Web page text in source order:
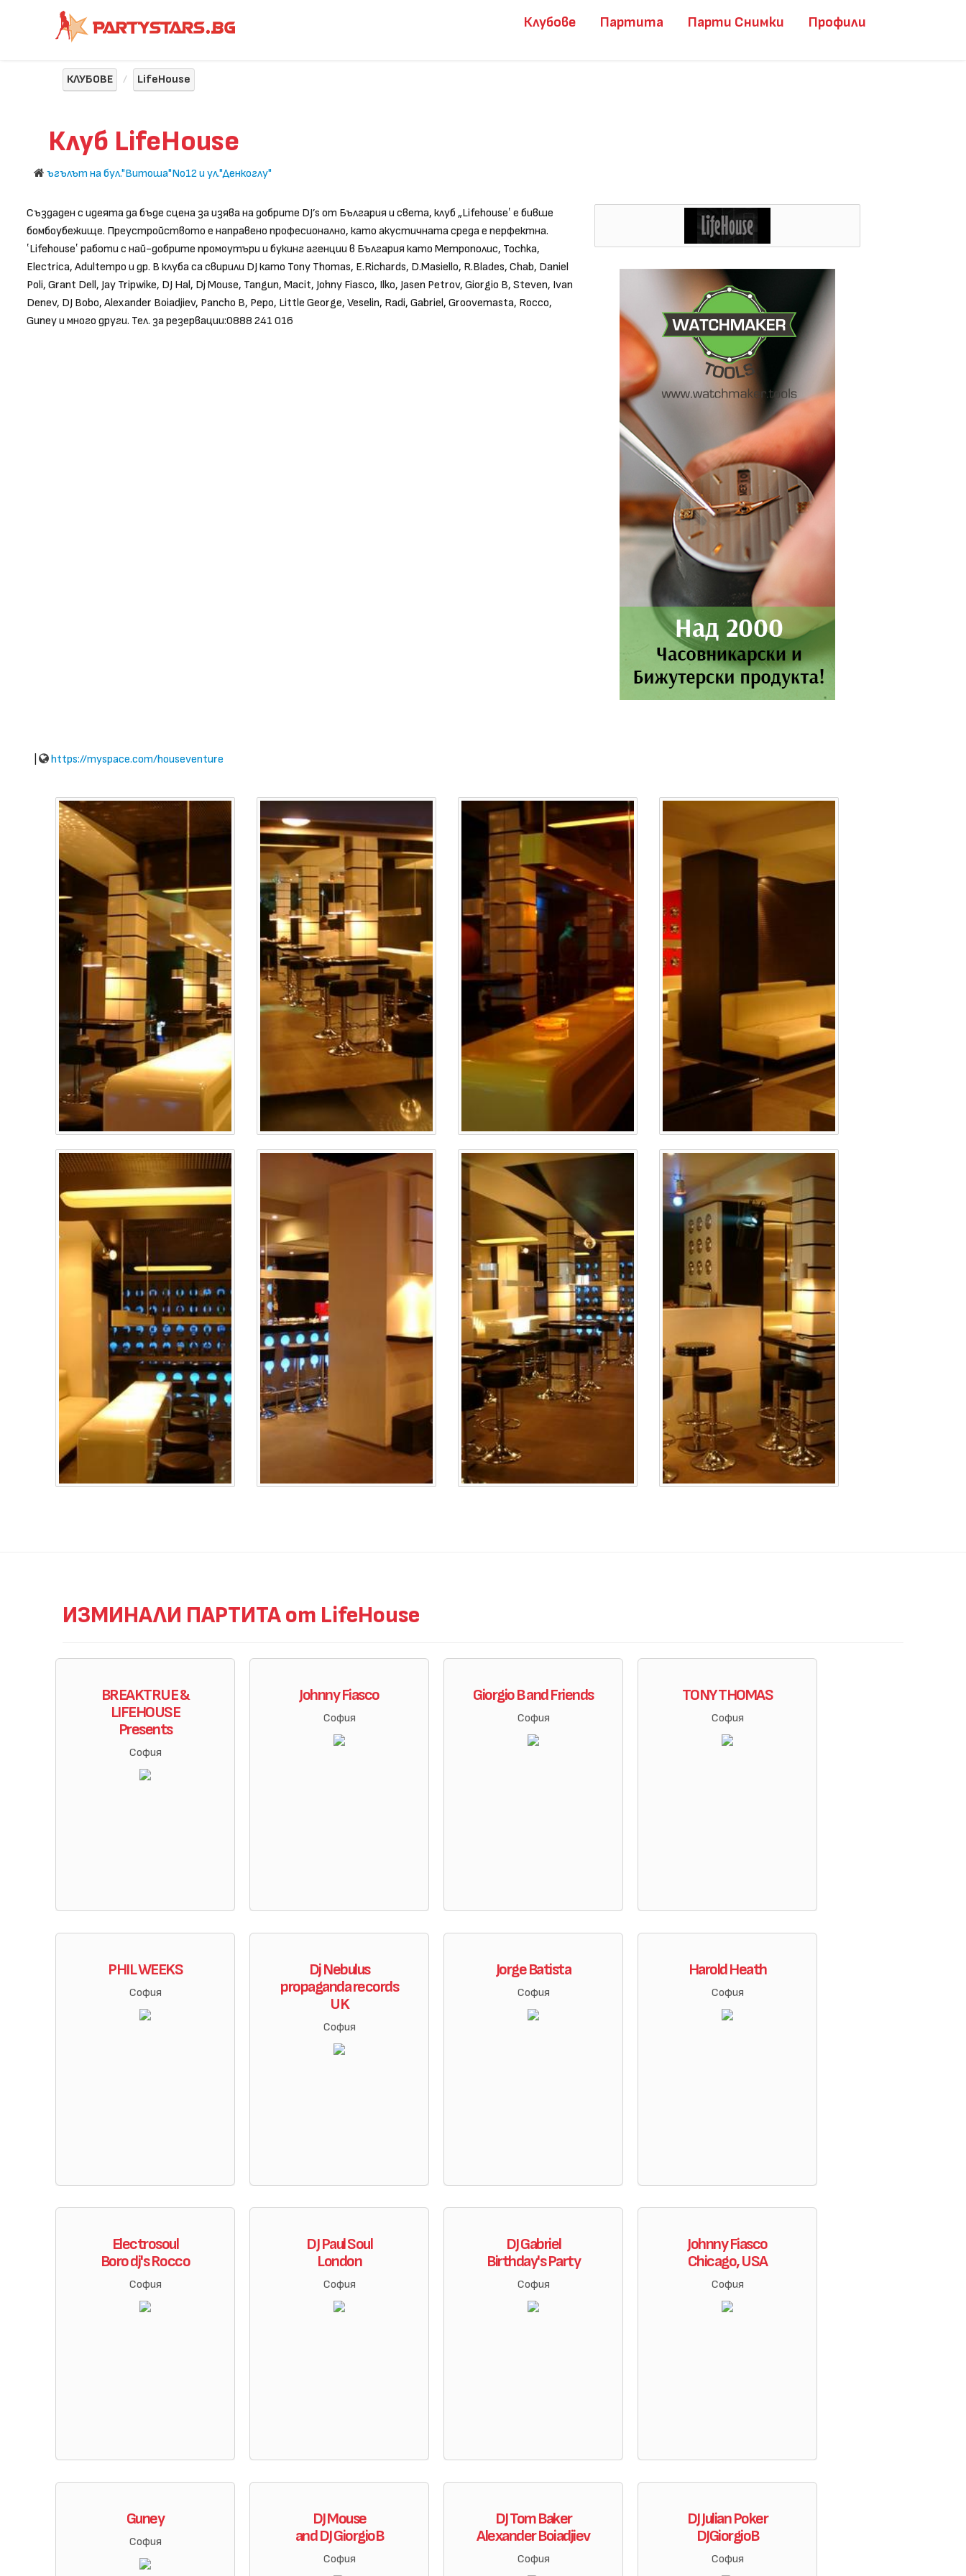
Клубове Партита Парти Снимки Профили
КЛУБОВЕ LifeHouse
Клуб LifeHouse
ъгълът на бул."Витоша"No12 и ул."Денкоглу"
Създаден с идеята да бъде сцена за изява на добрите DJ’s от България и света, клуб „Lifehouse‛ e бивше
бомбоубежище. Преустройството е направено професионално, като акустичната среда е перфектна.
‛Lifehouse‛ работи с най-добрите промоутъри и букинг агенции в България като Метрополис, Tochka,
Electrica, Adultempo и др. В клуба са свирили DJ като Tony Thomas, E.Richards, D.Masiello, R.Blades, Chab, Daniel
Poli, Grant Dell, Jay Tripwike, DJ Hal, Dj Mouse, Tangun, Macit, Johny Fiasco, Ilko, Jasen Petrov, Giorgio B, Steven, Ivan
Denev, DJ Bobo, Alexander Boiadjiev, Pancho B, Pepo, Little George, Veselin, Radi, Gabriel, Groovemasta, Rocco,
Guney и много други. Тел. за резервации:0888 241 016
https://myspace.com/houseventure
ИЗМИНАЛИ ПАРТИТА от LifeHouse
BREAKTRUE &
LIFEHOUSE
Presents
София
Johnny Fiasco
София
Giorgio B and Friends
София
TONY THOMAS
София
PHIL WEEKS
София
Dj Nebulus
propaganda records
UK
София
Jorge Batista
София
Harold Heath
София
Electrosoul
Boro dj's Rocco
София
DJ Paul Soul
London
София
DJ Gabriel
Birthday's Party
София
Johnny Fiasco
Chicago, USA
София
Guney
София
DJ Mouse
and DJ GiorgioB
София
DJ Tom Baker
Alexander Boiadjiev
София
DJ Julian Poker
DJGiorgioB
София